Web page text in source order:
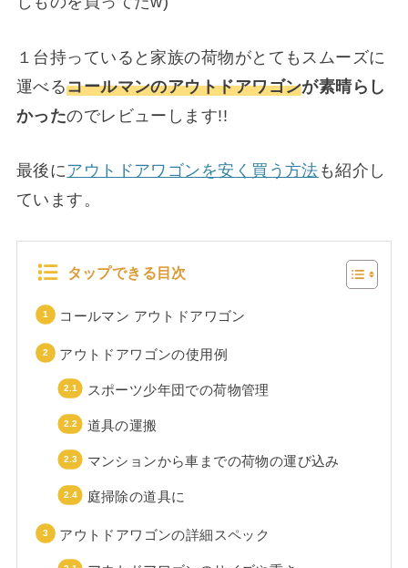
１台持っていると家族の荷物がとてもスムーズに
運べるコールマンのアウトドアワゴンが素晴らし
かったのでレビューします!!
最後にアウトドアワゴンを安く買う方法 も紹介し
ています。
タップできる目次
コールマン アウトドアワゴン
アウトドアワゴンの使用例
スポーツ少年団での荷物管理
道具の運搬
マンションから車までの荷物の運び込み
庭掃除の道具に
アウトドアワゴンの詳細スペック